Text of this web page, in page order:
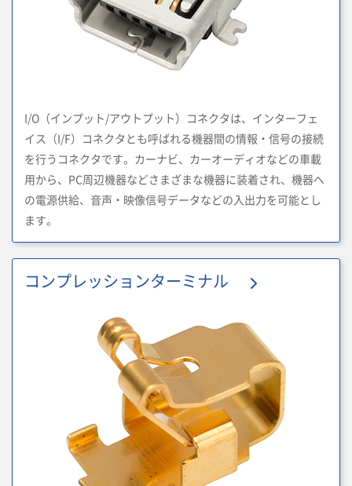
I/O（インプット/アウトプット）コネクタは、インターフェ
イス（I/F）コネクタとも呼ばれる機器間の情報・信号の接続
を行うコネクタです。カーナビ、カーオーディオなどの車載
用から、PC周辺機器などさまざまな機器に装着され、機器へ
の電源供給、音声・映像信号データなどの入出力を可能とし
ます。
コンプレッションターミナル